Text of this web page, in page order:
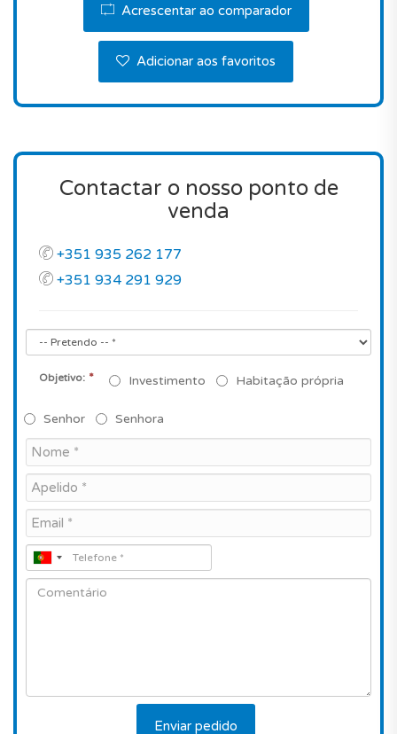
está realmente muito atractivo quando
comparado com um apartamento novo com estas
características, tendo em conta a sua localização
Não perca esta oportunidade.
Agende já uma visita!
Acrescentar ao comparador
Adicionar aos favoritos
Contactar o nosso ponto de
venda
+351 935 262 177
+351 934 291 929
Objetivo: * Investimento Habitação própria
Senhor Senhora